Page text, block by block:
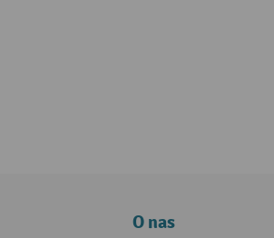
O nas